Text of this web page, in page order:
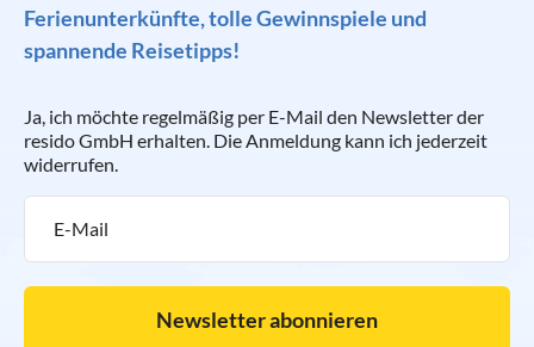
Ferienunterkünfte, tolle Gewinnspiele und
spannende Reisetipps!
Ja, ich möchte regelmäßig per E-Mail den Newsletter der
resido GmbH erhalten. Die Anmeldung kann ich jederzeit
widerrufen.
Newsletter abonnieren